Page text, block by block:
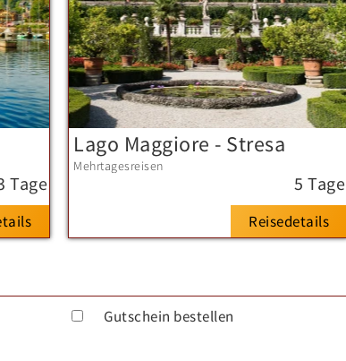
Tage
Lago Maggiore - Stresa
Mehrtagesreisen
5 Tage
Reisedetails
Gutschein bestellen